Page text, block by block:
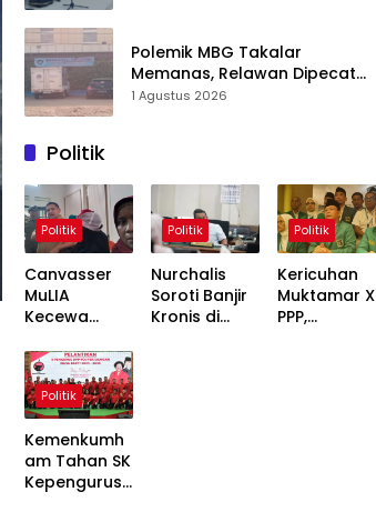
Polemik MBG Takalar
Memanas, Relawan Dipecat
Sepihak? BGN Mulai Bongkar
1 Agustus 2026
Politik
Politik
Canvasser
MuLIA
Kecewa
Respons
Appi Soal
RT/RW Dinilai
Menyinggung
Politik
Nurchalis
Soroti Banjir
Kronis di
Politik
Kericuhan
Muktamar X
PPP,
Politik
Kemenkumh
am Tahan SK
Kepengurusa